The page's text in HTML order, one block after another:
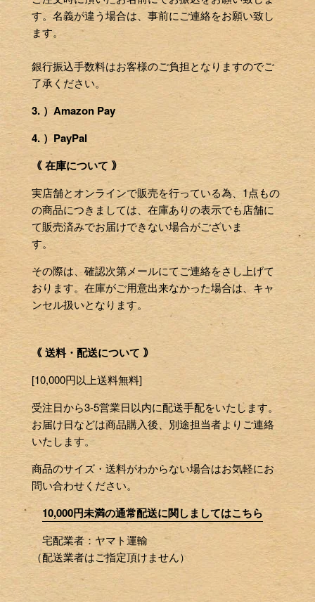
す。名義が違う場合は、事前にご連絡をお願い致し
ます。
銀行振込手数料はお客様のご負担となりますのでご
了承ください。
3. ）Amazon Pay
4. ）PayPal
｟ 在庫について ｠
実店舗とオンラインで販売を行っている為、1点もの
の商品につきましては、在庫ありの表示でも店舗に
て販売済みでお届けできない場合がございま
す。
その際は、確認次第メールにてご連絡をさし上げて
おります。在庫がご用意出来なかった場合は、キャ
ンセル扱いとなります。
｟ 送料・配送について ｠
[10,000円以上送料無料]
受注日から3-5営業日以内に配送手配をいたします。
お届け日などは商品購入後、別途担当者よりご連絡
いたします。
商品のサイズ・送料がわからない場合はお気軽にお
問い合わせください。
10,000円未満の通常配送に関しましてはこちら
宅配業者：ヤマト運輸
（配送業者はご指定頂けません）